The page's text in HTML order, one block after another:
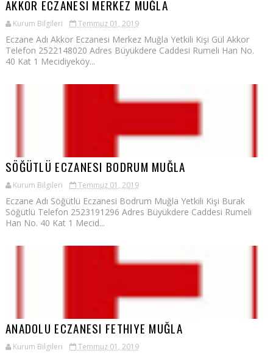
AKKOR ECZANESI MERKEZ MUĞLA
Kurum Bilgileri Temmuz 01, 2019
Eczane Adı Akkor Eczanesi Merkez Muğla Yetkili Kişi Gül Akkor
Telefon 2522148020 Adres Büyükdere Caddesi Rumeli Han No.
40 Kat 1 Mecidiyeköy...
SÖĞÜTLÜ ECZANESI BODRUM MUĞLA
Kurum Bilgileri Temmuz 01, 2019
Eczane Adı Söğütlü Eczanesi Bodrum Muğla Yetkili Kişi Burak
Söğütlü Telefon 2523191296 Adres Büyükdere Caddesi Rumeli
Han No. 40 Kat 1 Mecid...
ANADOLU ECZANESI FETHIYE MUĞLA
Kurum Bilgileri Temmuz 01, 2019